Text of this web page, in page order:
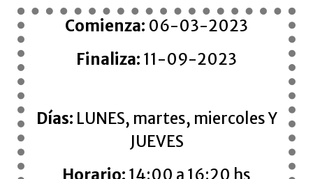
Comienza: 06-03-2023
Finaliza: 11-09-2023
Días: LUNES, martes, miercoles Y
JUEVES
Horario: 14:00 a 16:20 hs